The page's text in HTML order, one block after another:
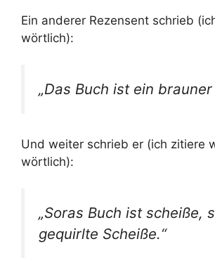
Ein anderer Rezensent schrieb
wörtlich):
„Das Buch ist ein brauner
Und weiter schrieb er (ich zitiere
wörtlich):
„Soras Buch ist scheiße,
gequirlte Scheiße.“